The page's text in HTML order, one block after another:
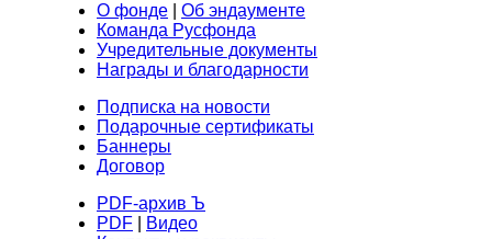
О фонде
Об эндаументе
Команда Русфонда
Учредительные документы
Награды и благодарности
Подписка на новости
Подарочные сертификаты
Баннеры
Договор
PDF-архив Ъ
PDF
Видео